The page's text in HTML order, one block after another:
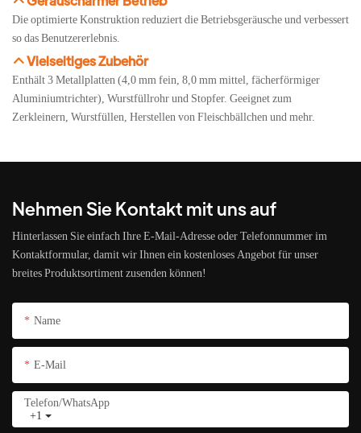
Die optimierte Konstruktion reduziert die Betriebsgeräusche und verbessert
so das Benutzererlebnis.
Vielseitiges Zubehör
Enthält 3 Metallplatten (4,0 mm fein, 8,0 mm mittel, fächerförmiger
Aluminiumtrichter), Wurstfüllrohr und Stopfer. Geeignet zum
Zerkleinern, Wurstfüllen, Herstellen von Fleischbällchen und mehr.
Nehmen Sie Kontakt mit uns auf
Hinterlassen Sie einfach Ihre E-Mail-Adresse oder Telefonnummer im
Kontaktformular, damit wir Ihnen ein kostenloses Angebot für unser
breites Produktsortiment zusenden können!
Name
E-Mail
+1
Telefon/WhatsApp